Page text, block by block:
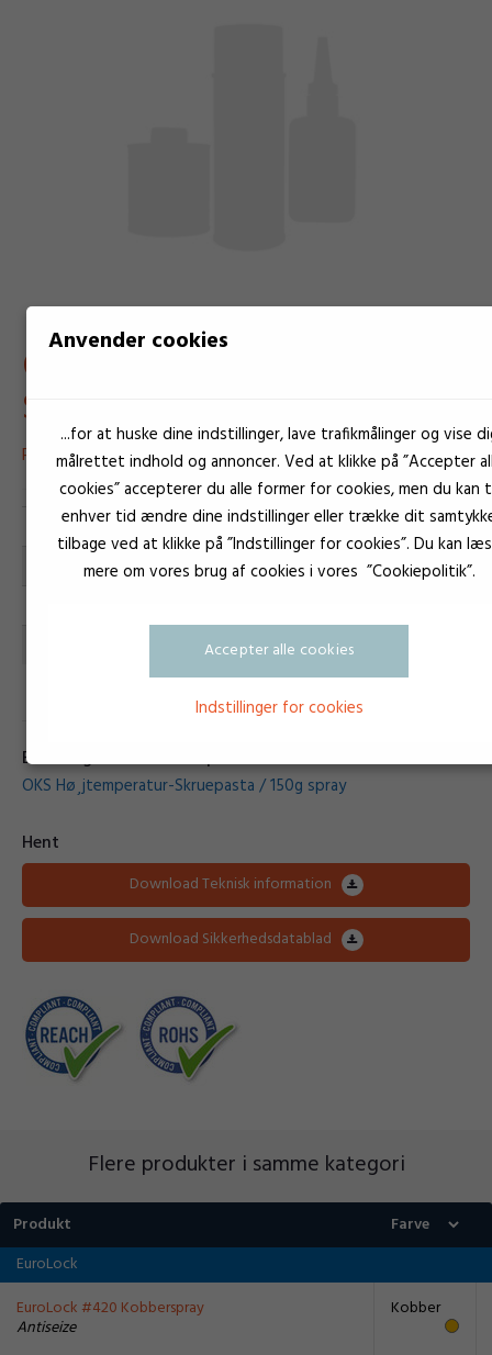
OKS HØ¸JTEMPERATUR-
SKRUEPASTA
PASTA
Varemærke
OKS Specielsmøremidler
Anvendelse
Emballagestørrelser for produkt
OKS Hø¸jtemperatur-Skruepasta / 150g spray
Hent
Download Teknisk information
Download Sikkerhedsdatablad
Flere produkter i samme kategori
Produkt
EuroLock
EuroLock #420 Kobberspray
Antiseize
Kobber
Anvender cookies
...for at huske dine indstillinger, lave trafikmålinger og vise
målrettet indhold og annoncer. Ved at klikke på ”Accepter
cookies” accepterer du alle former for cookies, men du kan
enhver tid ændre dine indstillinger eller trække dit
tilbage ved at klikke på ”Indstillinger for cookies”. Du kan
mere om vores brug af cookies i vores ”Cookiepolitik”.
Accepter alle cookies
Indstillinger for cookies